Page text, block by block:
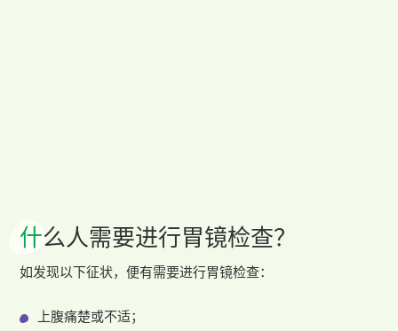
什么人需要进行胃镜检查？
如发现以下征状，便有需要进行胃镜检查：
上腹痛楚或不适；